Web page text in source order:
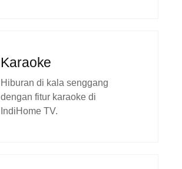
Karaoke
Hiburan di kala senggang
dengan fitur karaoke di
IndiHome TV.